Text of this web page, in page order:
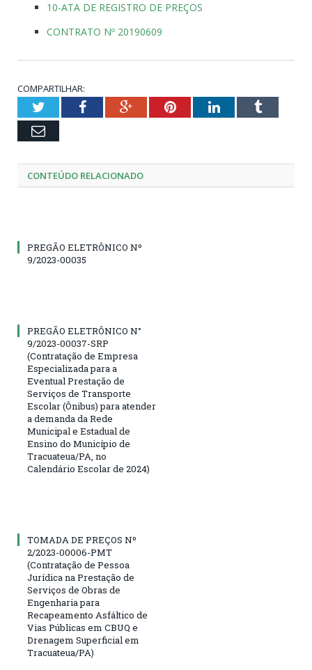
10-ATA DE REGISTRO DE PREÇOS
CONTRATO Nº 20190609
COMPARTILHAR:
TwitterFacebookGoogle+PinterestLinkedInTumblr
Email
CONTEÚDO RELACIONADO
PREGÃO ELETRÔNICO Nº
9/2023-00035
PREGÃO ELETRÔNICO N°
9/2023-00037-SRP
(Contratação de Empresa
Especializada para a
Eventual Prestação de
Serviços de Transporte
Escolar (Ônibus) para atender
a demanda da Rede
Municipal e Estadual de
Ensino do Município de
Tracuateua/PA, no
Calendário Escolar de 2024)
TOMADA DE PREÇOS Nº
2/2023-00006-PMT
(Contratação de Pessoa
Jurídica na Prestação de
Serviços de Obras de
Engenharia para
Recapeamento Asfáltico de
Vias Públicas em CBUQ e
Drenagem Superficial em
Tracuateua/PA)